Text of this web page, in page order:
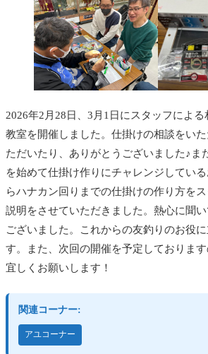
2026年2月28日、3月1日にスタッフによ
教室を開催しました。仕掛けの相談をい
ただいたり、ありがとうございました♪ま
を始めて仕掛け作りにチャレンジしてい
らハナカン回りまでの仕掛けの作り方をス
説明をさせていただきました。熱心に聞
ございました。これからの友釣りのお役
す。また、次回の開催を予定しておりま
宜しくお願いします！
関連コーナー:
アユコーナー